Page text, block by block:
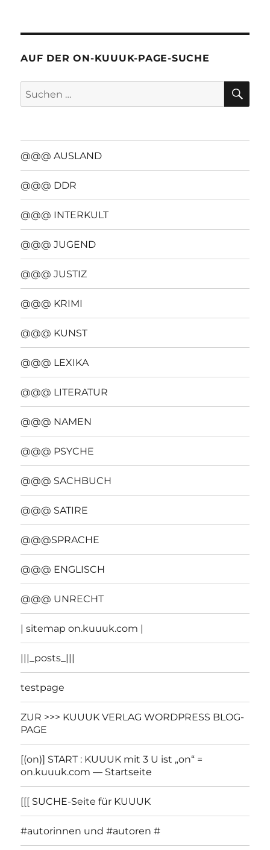
AUF DER ON-KUUUK-PAGE-SUCHE
Suchen
nach:
@@@ AUSLAND
@@@ DDR
@@@ INTERKULT
@@@ JUGEND
@@@ JUSTIZ
@@@ KRIMI
@@@ KUNST
@@@ LEXIKA
@@@ LITERATUR
@@@ NAMEN
@@@ PSYCHE
@@@ SACHBUCH
@@@ SATIRE
@@@SPRACHE
@@@ ENGLISCH
@@@ UNRECHT
| sitemap on.kuuuk.com |
|||_posts_|||
testpage
ZUR >>> KUUUK VERLAG WORDPRESS BLOG-
PAGE
[(on)] START : KUUUK mit 3 U ist „on“ =
on.kuuuk.com — Startseite
[[[ SUCHE-Seite für KUUUK
#autorinnen und #autoren #